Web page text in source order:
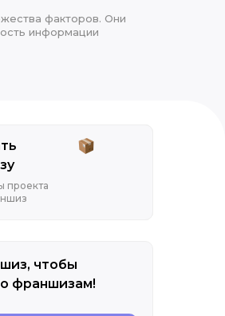
факторов. Они
информации
чтобы
франшизам!
проекта